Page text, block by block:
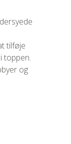
tilføje
toppen.
og